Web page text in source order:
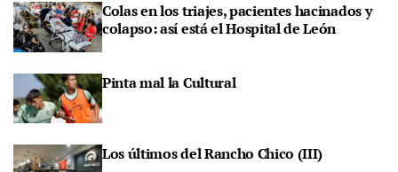
Colas en los triajes, pacientes hacinados y
colapso: así está el Hospital de León
Pinta mal la Cultural
Los últimos del Rancho Chico (III)